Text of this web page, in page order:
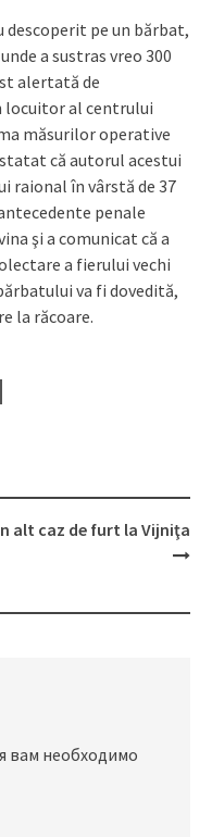
pe un bărbat,
a sustras vreo 300
alertată de
locuitor al centrului
măsurilor operative
că autorul acestui
raional în vârstă de 37
penale
şi a comunicat că a
a fierului vechi
va fi dovedită,
la răcoare.
alt caz de furt la Vijniţa
вам необходимо